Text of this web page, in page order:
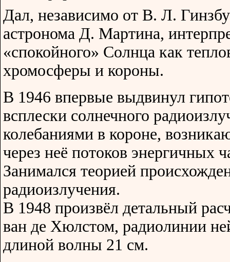
Дал, независимо от В. Л.
астронома Д. Мартина,
«спокойного» Солнца как
хромосферы и короны.
В 1946 впервые выдвинул
всплески солнечного
колебаниями в короне,
через неё потоков энергичных
Занимался теорией
радиоизлучения.
В 1948 произвёл детальный
ван де Хюлстом, радиолинии
длиной волны 21 см.